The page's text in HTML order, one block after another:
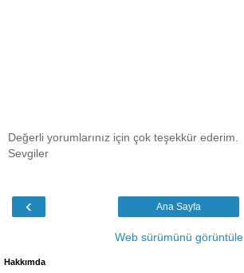
Değerli yorumlarınız için çok teşekkür ederim.
Sevgiler
‹ Ana Sayfa
Web sürümünü görüntüle
Hakkımda